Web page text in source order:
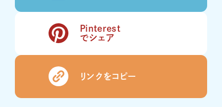
Pinterest
でシェア
リンクをコピー